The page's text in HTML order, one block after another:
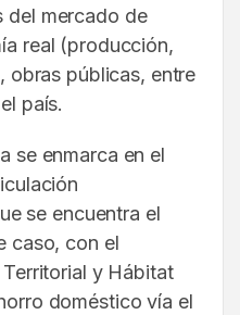
del mercado de
real (producción,
obras públicas, entre
país.
se enmarca en el
se encuentra el
caso, con el
y Hábitat
doméstico vía el